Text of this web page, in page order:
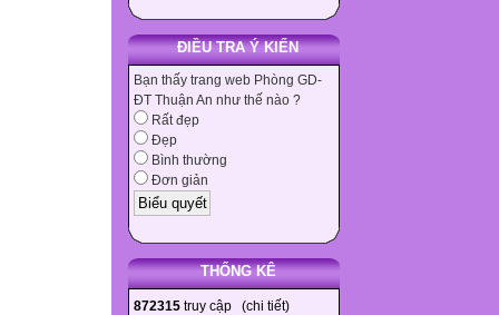
ĐIỀU TRA Ý KIẾN
Bạn thấy trang web Phòng GD-
ĐT Thuận An như thế nào ?
Rất đẹp
Đẹp
Bình thường
Đơn giản
THỐNG KÊ
872315 truy cập (chi tiết)